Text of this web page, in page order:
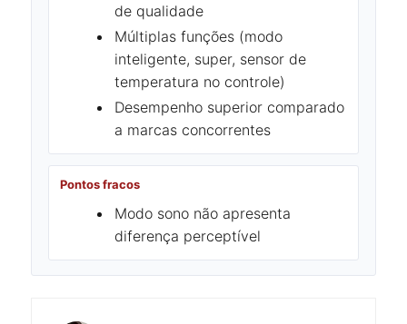
de qualidade
Múltiplas funções (modo
inteligente, super, sensor de
temperatura no controle)
Desempenho superior comparado
a marcas concorrentes
Pontos fracos
Modo sono não apresenta
diferença perceptível